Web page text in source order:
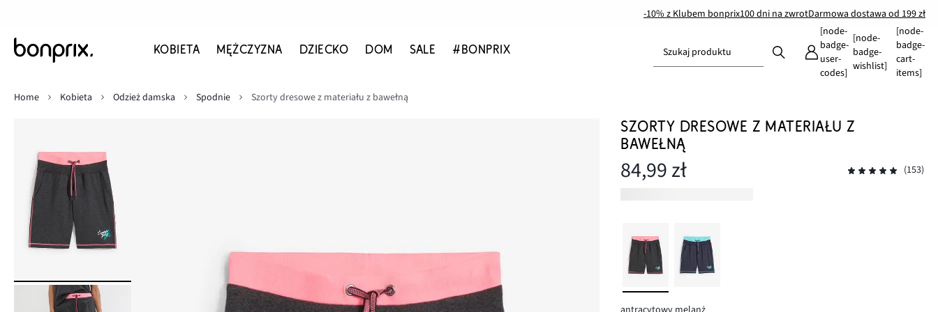
-10% z Klubem bonprix100 dni na zwrotDarmowa dostawa od 199 zł
KOBIETA MĘŻCZYZNA DZIECKO DOM SALE #BONPRIX Szukaj produktu
[node-
badge-
user-
codes]
[node-
badge-
wishlist]
[node-
badge-
cart-
items]
Home
Kobieta Odzież damska Spodnie Szorty dresowe z materiału z bawełną
SZORTY DRESOWE Z MATERIAŁU Z
BAWEŁNĄ
84,99 zł (153)